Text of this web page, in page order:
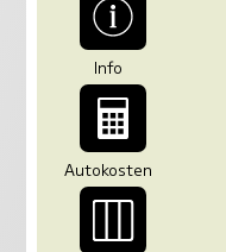
Info
Autokosten